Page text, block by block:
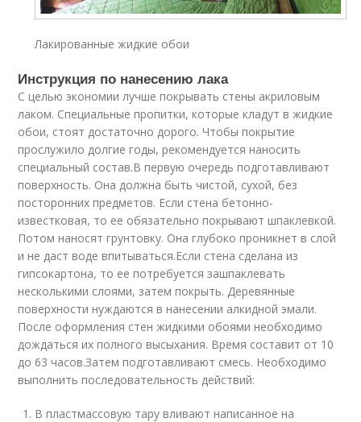
Лакированные жидкие обои
Инструкция по нанесению лака
С целью экономии лучше покрывать стены акриловым
лаком. Специальные пропитки, которые кладут в жидкие
обои, стоят достаточно дорого. Чтобы покрытие
прослужило долгие годы, рекомендуется наносить
специальный состав.В первую очередь подготавливают
поверхность. Она должна быть чистой, сухой, без
посторонних предметов. Если стена бетонно-
известковая, то ее обязательно покрывают шпаклевкой.
Потом наносят грунтовку. Она глубоко проникнет в слой
и не даст воде впитываться.Если стена сделана из
гипсокартона, то ее потребуется зашпаклевать
несколькими слоями, затем покрыть. Деревянные
поверхности нуждаются в нанесении алкидной эмали.
После оформления стен жидкими обоями необходимо
дождаться их полного высыхания. Время составит от 10
до 63 часов.Затем подготавливают смесь. Необходимо
выполнить последовательность действий:
В пластмассовую тару вливают написанное на